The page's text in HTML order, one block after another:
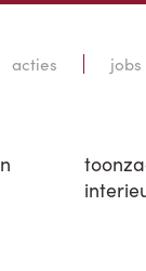
acties jobs